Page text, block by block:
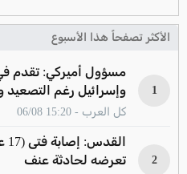
الأكثر تصفحاً هذا الأسبوع
1
مسؤول أميركي: تقدم
وإسرائيل رغم التصعيد
كل العرب - 15:20 06/08
2
تعرضه لحادثة عنف